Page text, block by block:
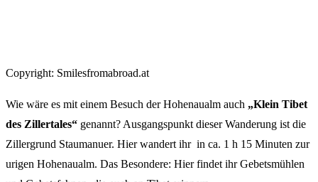
Copyright: Smilesfromabroad.at
Wie wäre es mit einem Besuch der Hohenaualm auch „Klein Tibet
des Zillertales“ genannt? Ausgangspunkt dieser Wanderung ist die
Zillergrund Staumanuer. Hier wandert ihr in ca. 1 h 15 Minuten zur
urigen Hohenaualm. Das Besondere: Hier findet ihr Gebetsmühlen